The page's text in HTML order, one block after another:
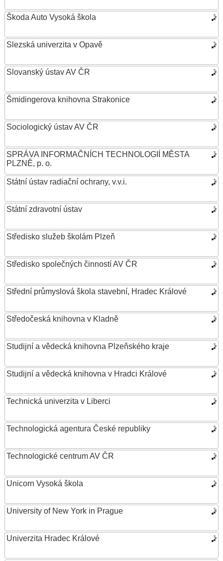
Škoda Auto Vysoká škola
Slezská univerzita v Opavě
Slovanský ústav AV ČR
Šmidingerova knihovna Strakonice
Sociologický ústav AV ČR
SPRÁVA INFORMAČNÍCH TECHNOLOGIÍ MĚSTA
PLZNĚ, p. o.
Státní ústav radiační ochrany, v.v.i.
Státní zdravotní ústav
Středisko služeb školám Plzeň
Středisko společných činností AV ČR
Střední průmyslová škola stavební, Hradec Králové
Středočeská knihovna v Kladně
Studijní a vědecká knihovna Plzeňského kraje
Studijní a vědecká knihovna v Hradci Králové
Technická univerzita v Liberci
Technologická agentura České republiky
Technologické centrum AV ČR
Unicorn Vysoká škola
University of New York in Prague
Univerzita Hradec Králové